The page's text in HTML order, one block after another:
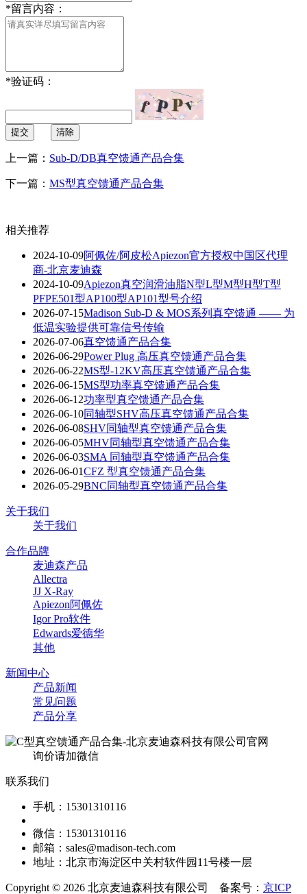
*留言内容：
*验证码：
提交 清除
上一篇： Sub‑D/DB真空馈通产品合集
下一篇： MS型真空馈通产品合集
相关推荐
2024-10-09阿佩佐/阿皮松Apiezon官方授权中国区代理
商-北京麦迪森
2024-10-09Apiezon真空润滑油脂N型L型M型H型T型
PFPE501型AP100型AP101型号介绍
2026-07-15Madison Sub-D & MOS系列真空馈通 —— 为
低温实验提供可靠信号传输
2026-07-06真空馈通产品合集
2026-06-29Power Plug 高压真空馈通产品合集
2026-06-22MS型-12KV高压真空馈通产品合集
2026-06-15MS型功率真空馈通产品合集
2026-06-12功率型真空馈通产品合集
2026-06-10同轴型SHV高压真空馈通产品合集
2026-06-08SHV同轴型真空馈通产品合集
2026-06-05MHV同轴型真空馈通产品合集
2026-06-03SMA 同轴型真空馈通产品合集
2026-06-01CFZ 型真空馈通产品合集
2026-05-29BNC同轴型真空馈通产品合集
关于我们
关于我们
合作品牌
麦迪森产品
Allectra
JJ X-Ray
Apiezon阿佩佐
Igor Pro软件
Edwards爱德华
其他
新闻中心
产品新闻
常见问题
产品分享
询价请加微信
联系我们
手机：15301310116
微信：15301310116
邮箱：sales@madison-tech.com
地址：北京市海淀区中关村软件园11号楼一层
Copyright © 2026 北京麦迪森科技有限公司 备案号： 京ICP